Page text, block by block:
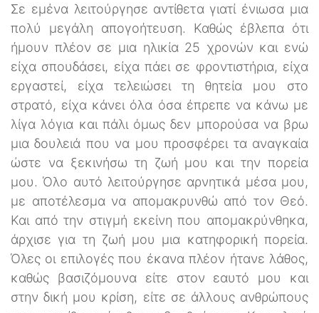
Σε εμένα λειτούργησε αντίθετα γιατί ένιωσα μια
πολύ μεγάλη απογοήτευση. Καθώς έβλεπα ότι
ήμουν πλέον σε μια ηλικία 25 χρονών και ενώ
είχα σπουδάσει, είχα πάει σε φροντιστήρια, είχα
εργαστεί, είχα τελειώσει τη θητεία μου στο
στρατό, είχα κάνει όλα όσα έπρεπε να κάνω με
λίγα λόγια και πάλι όμως δεν μπορούσα να βρω
μια δουλειά που να μου προσφέρει τα αναγκαία
ώστε να ξεκινήσω τη ζωή μου και την πορεία
μου. Όλο αυτό λειτούργησε αρνητικά μέσα μου,
με αποτέλεσμα να απομακρυνθώ από τον Θεό.
Και από την στιγμή εκείνη που απομακρύνθηκα,
άρχισε για τη ζωή μου μια κατηφορική πορεία.
Όλες οι επιλογές που έκανα πλέον ήτανε λάθος,
καθώς βασιζόμουνα είτε στον εαυτό μου και
στην δική μου κρίση, είτε σε άλλους ανθρώπους